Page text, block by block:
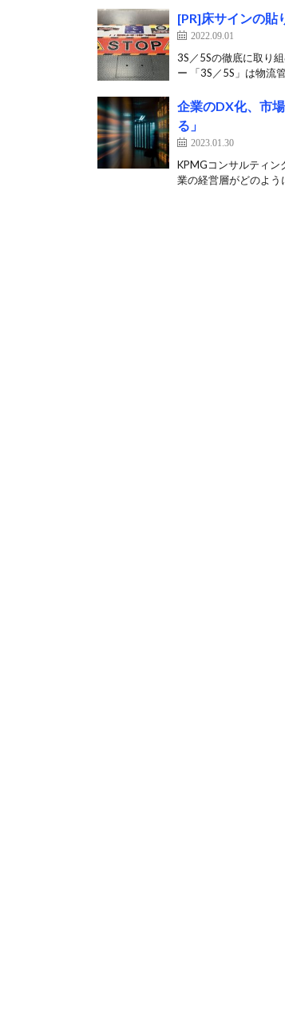
[PR]床サインの貼
2022.09.01
3S／5Sの徹底に取り
ー 「3S／5S」は物流
企業のDX化、市
る」
2023.01.30
KPMGコンサルティン
業の経営層がどのよ